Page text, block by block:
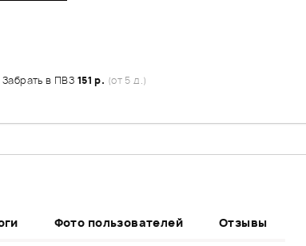
Забрать в ПВЗ 151 р. (от 5 д.)
Фото пользователей Отзывы